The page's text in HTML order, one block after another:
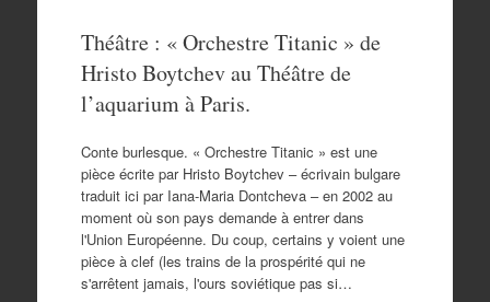
Théâtre : « Orchestre Titanic » de
Hristo Boytchev au Théâtre de
l’aquarium à Paris.
Conte burlesque. « Orchestre Titanic » est une
pièce écrite par Hristo Boytchev – écrivain bulgare
traduit ici par Iana-Maria Dontcheva – en 2002 au
moment où son pays demande à entrer dans
l'Union Européenne. Du coup, certains y voient une
pièce à clef (les trains de la prospérité qui ne
s'arrêtent jamais, l'ours soviétique pas si…